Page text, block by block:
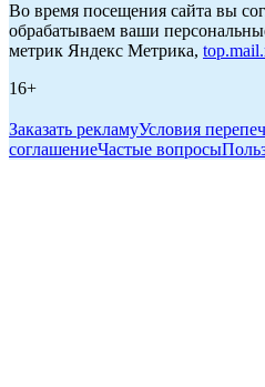
Во время посещения сайта вы
обрабатываем ваши
метрик Яндекс Метрика,
16+
Заказать рекламуУсловия
соглашениеЧастые вопросы